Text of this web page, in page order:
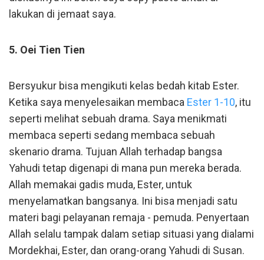
lakukan di jemaat saya.
5. Oei Tien Tien
Bersyukur bisa mengikuti kelas bedah kitab Ester.
Ketika saya menyelesaikan membaca Ester 1-10, itu
seperti melihat sebuah drama. Saya menikmati
membaca seperti sedang membaca sebuah
skenario drama. Tujuan Allah terhadap bangsa
Yahudi tetap digenapi di mana pun mereka berada.
Allah memakai gadis muda, Ester, untuk
menyelamatkan bangsanya. Ini bisa menjadi satu
materi bagi pelayanan remaja - pemuda. Penyertaan
Allah selalu tampak dalam setiap situasi yang dialami
Mordekhai, Ester, dan orang-orang Yahudi di Susan.